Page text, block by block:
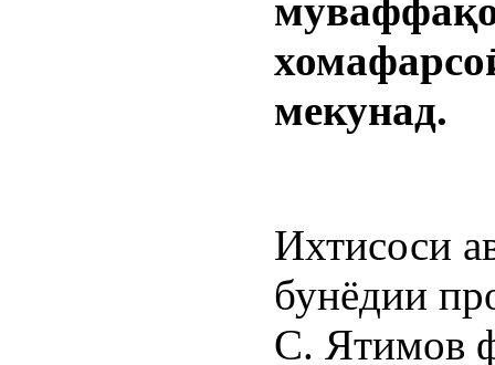
мекунад.
Ихтисоси
бунёдии
С. Ятимов